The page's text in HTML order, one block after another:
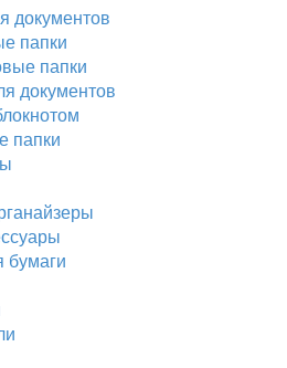
документов
папки
папки
документов
папки
бумаги